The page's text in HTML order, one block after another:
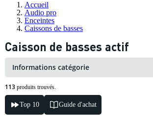
Accueil
Audio pro
Enceintes
Caissons de basses
Caisson de basses actif
Informations catégorie
113 produits trouvés.
Top 10 Guide d'achat